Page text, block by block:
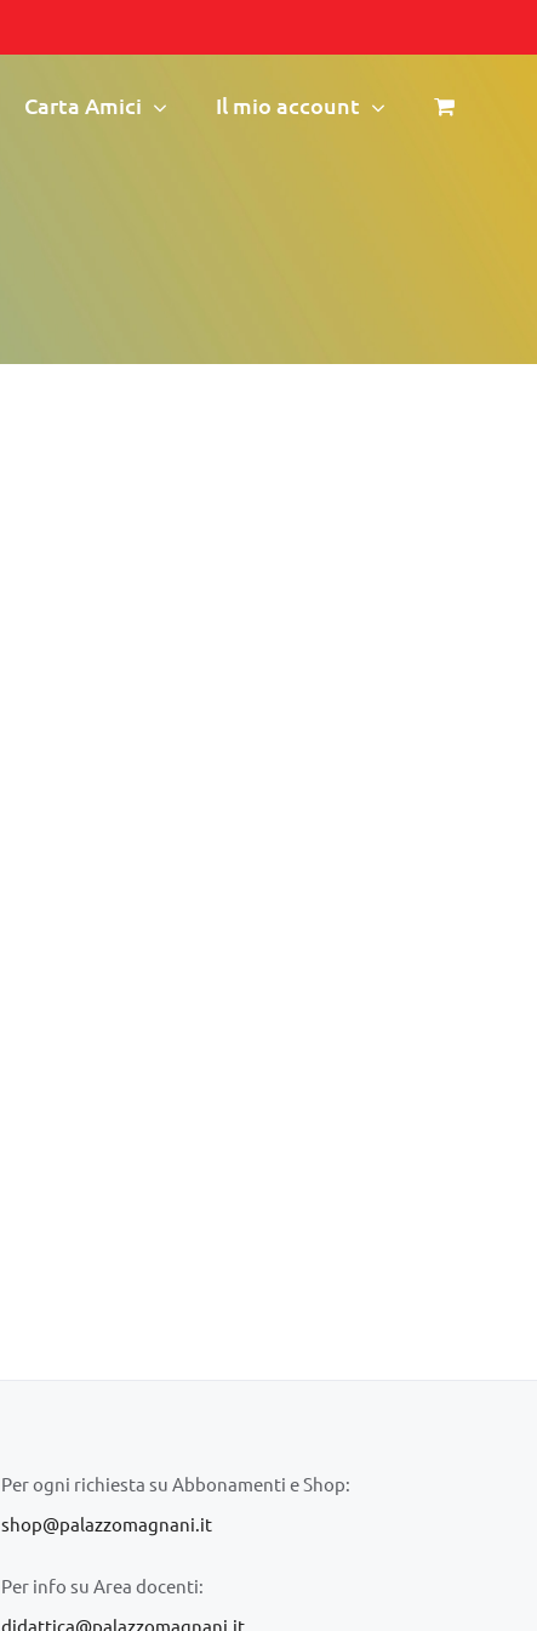
Carta Amici Il mio account
Per ogni richiesta su Abbonamenti e Shop:
shop@palazzomagnani.it
Per info su Area docenti:
didattica@palazzomagnani.it